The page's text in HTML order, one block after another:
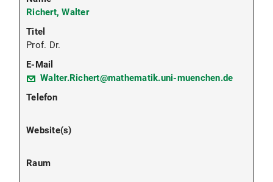
Richert, Walter
Prof. Dr.
Walter.Richert@mathematik.uni-muenchen.de